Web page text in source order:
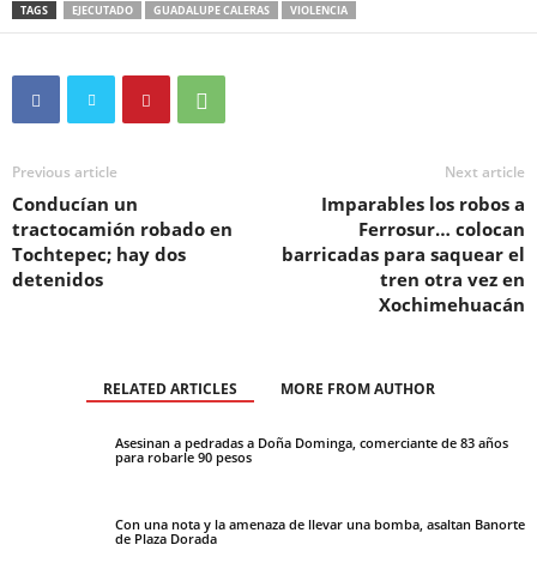
TAGS EJECUTADO GUADALUPE CALERAS VIOLENCIA
Previous article
Conducían un
tractocamión robado en
Tochtepec; hay dos
detenidos
Next article
Imparables los robos a
Ferrosur… colocan
barricadas para saquear el
tren otra vez en
Xochimehuacán
RELATED ARTICLES MORE FROM AUTHOR
Asesinan a pedradas a Doña Dominga, comerciante de 83 años
para robarle 90 pesos
Con una nota y la amenaza de llevar una bomba, asaltan Banorte
de Plaza Dorada